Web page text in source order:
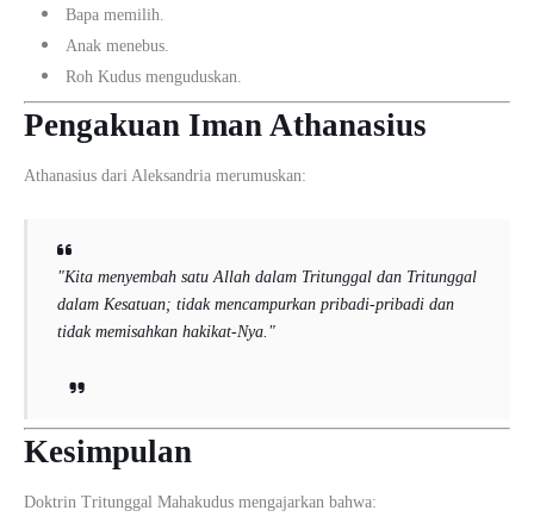
Bapa memilih.
Anak menebus.
Roh Kudus menguduskan.
Pengakuan Iman Athanasius
Athanasius dari Aleksandria merumuskan:
"Kita menyembah satu Allah dalam Tritunggal dan Tritunggal
dalam Kesatuan; tidak mencampurkan pribadi-pribadi dan
tidak memisahkan hakikat-Nya."
Kesimpulan
Doktrin Tritunggal Mahakudus mengajarkan bahwa: